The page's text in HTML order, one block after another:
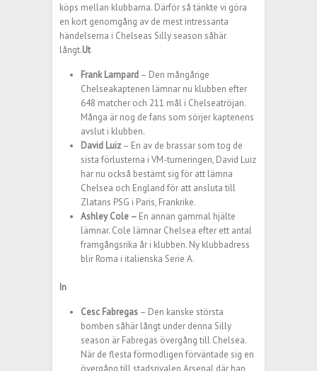
köps mellan klubbarna. Därför så tänkte vi göra
en kort genomgång av de mest intressanta
händelserna i Chelseas Silly season såhär
långt.Ut
Frank Lampard – Den mångårige
Chelseakaptenen lämnar nu klubben efter
648 matcher och 211 mål i Chelseatröjan.
Många är nog de fans som sörjer kaptenens
avslut i klubben.
David Luiz – En av de brassar som tog de
sista förlusterna i VM-turneringen, David Luiz
har nu också bestämt sig för att lämna
Chelsea och England för att ansluta till
Zlatans PSG i Paris, Frankrike.
Ashley Cole – En annan gammal hjälte
lämnar. Cole lämnar Chelsea efter ett antal
framgångsrika år i klubben. Ny klubbadress
blir Roma i italienska Serie A.
In
Cesc Fabregas – Den kanske största
bomben såhär långt under denna Silly
season är Fabregas övergång till Chelsea.
När de flesta förmodligen förväntade sig en
övergång till stadsrivalen Arsenal där han